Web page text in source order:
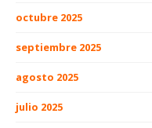
octubre 2025
septiembre 2025
agosto 2025
julio 2025